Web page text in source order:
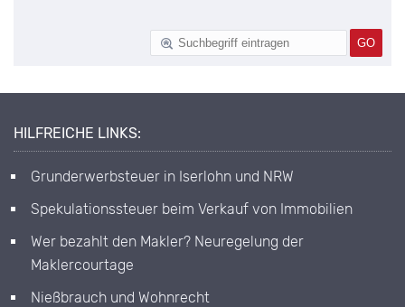
HILFREICHE LINKS:
Grunderwerbsteuer in Iserlohn und NRW
Spekulationssteuer beim Verkauf von Immobilien
Wer bezahlt den Makler? Neuregelung der
Maklercourtage
Nießbrauch und Wohnrecht